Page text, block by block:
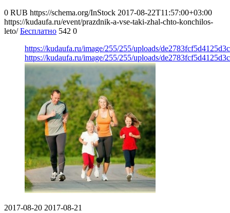
0 RUB https://schema.org/InStock 2017-08-22T11:57:00+03:00
https://kudaufa.ru/event/prazdnik-a-vse-taki-zhal-chto-konchilos-
leto/ Бесплатно 542 0
https://kudaufa.ru/image/255/255/uploads/
https://kudaufa.ru/image/255/255/uploads/
2017-08-20 2017-08-21